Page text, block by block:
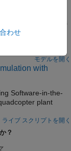
Autopilots
in
モデルを開く
with
Software-in-the-
ライブ スクリプトを開く
？
わせ